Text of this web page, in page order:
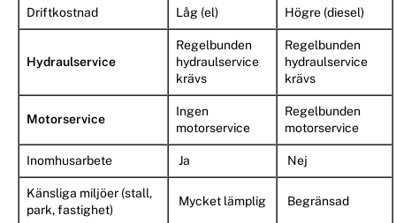
Driftkostnad Låg (el) Högre (diesel)
Hydraulservice
Regelbunden
hydraulservice
krävs
Regelbunden
hydraulservice
krävs
Motorservice
Ingen
motorservice
Regelbunden
motorservice
Inomhusarbete Ja Nej
Känsliga miljöer (stall,
park, fastighet)
Mycket lämplig Begränsad